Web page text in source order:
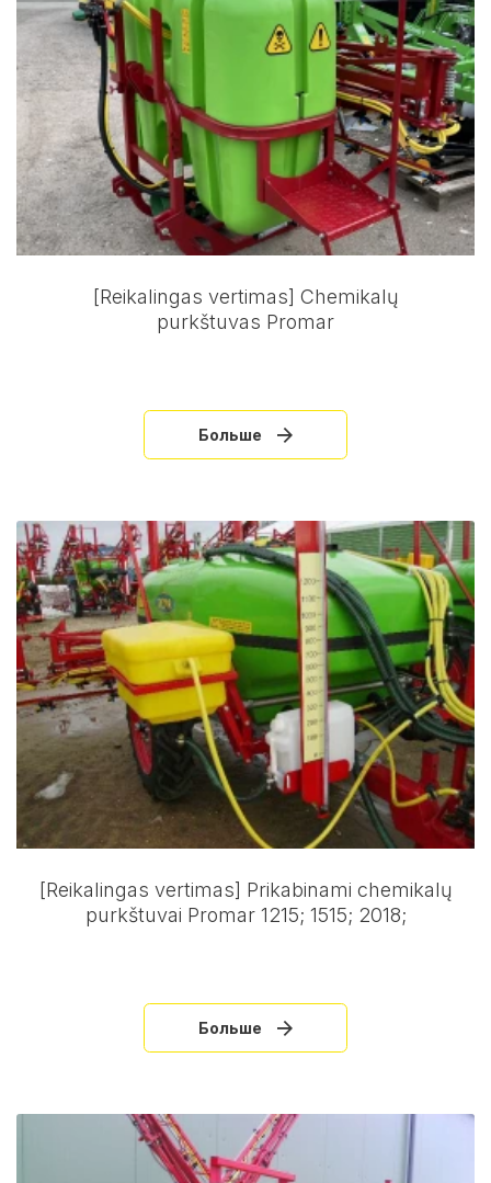
[Reikalingas vertimas] Chemikalų
purkštuvas Promar
Больше
[Reikalingas vertimas] Prikabinami chemikalų
purkštuvai Promar 1215; 1515; 2018;
Больше